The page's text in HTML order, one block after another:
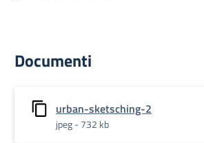
Documenti
urban-sketsching-2
jpeg - 732 kb